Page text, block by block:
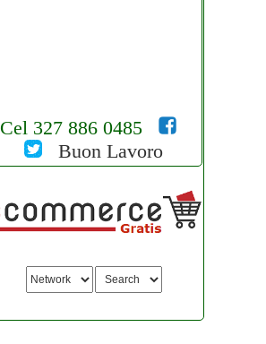
Cel 327 886 0485
Buon Lavoro